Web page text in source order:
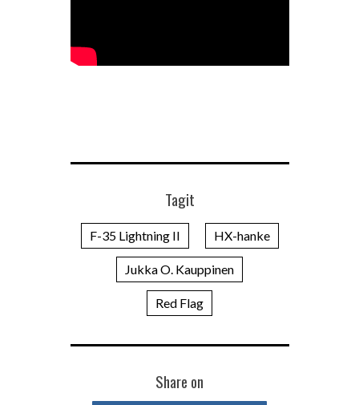
Tagit
F-35 Lightning II HX-hanke
Jukka O. Kauppinen
Red Flag
Share on